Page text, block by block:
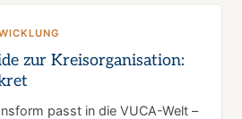
zur Kreisorganisation:
passt in die VUCA-Welt –